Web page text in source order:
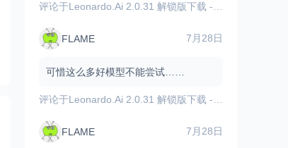
评论于Leonardo.Ai 2.0.31 解锁版下载 - 内置GPT图像模型/AI图像视频生成
FLAME 7月28日
可惜这么多好模型不能尝试……
评论于Leonardo.Ai 2.0.31 解锁版下载 - 内置GPT图像模型/AI图像视频生成
FLAME 7月28日